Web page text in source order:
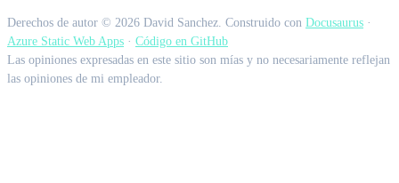
Derechos de autor © 2026 David Sanchez. Construido con Docusaurus ·
Azure Static Web Apps · Código en GitHub
Las opiniones expresadas en este sitio son mías y no necesariamente reflejan
las opiniones de mi empleador.